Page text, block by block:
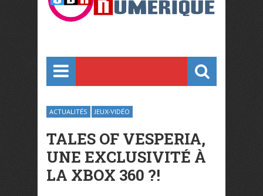
ACTUALITÉS JEUX-VIDÉO
TALES OF VESPERIA,
UNE EXCLUSIVITÉ À
LA XBOX 360 ?!